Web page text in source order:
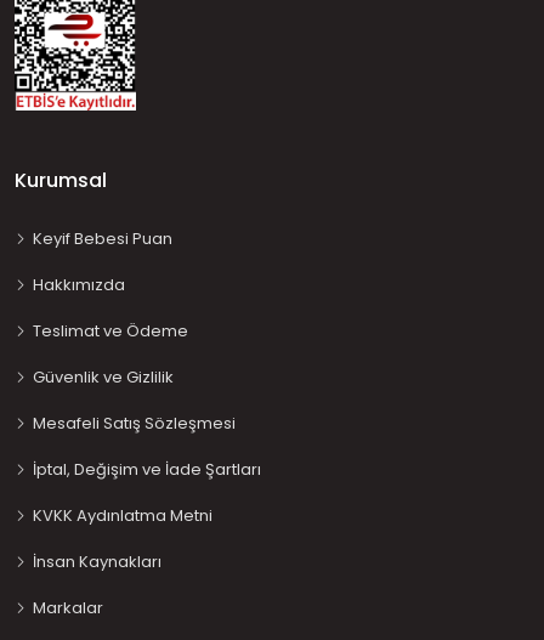
Kurumsal
Keyif Bebesi Puan
Hakkımızda
Teslimat ve Ödeme
Güvenlik ve Gizlilik
Mesafeli Satış Sözleşmesi
İptal, Değişim ve İade Şartları
KVKK Aydınlatma Metni
İnsan Kaynakları
Markalar